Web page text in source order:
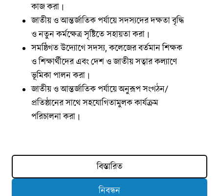
কাজ করা।
জাতীয় ও আন্তর্জাতিক পর্যায়ে সদস্যদের দক্ষতা বৃদ্ধি
ও নতুন কর্মক্ষেত্র সৃষ্টিতে সহায়তা করা।
সমষ্ঠিগত উদ্যোগে সদস্য, কলেজের বর্তমান শিক্ষক
ও শিক্ষার্থীদের এবং দেশ ও জাতীয় সত্বার কল্যাণে
ভূমিকা পালন করা।
জাতীয় ও আন্তর্জাতিক পর্যায়ে অনুরূপ সংগঠন/
প্রতিষ্ঠানের সাথে সহযোগিতামুলক কার্যক্রম
পরিচালনা করা।
বিস্তারিত
নিবন্ধন